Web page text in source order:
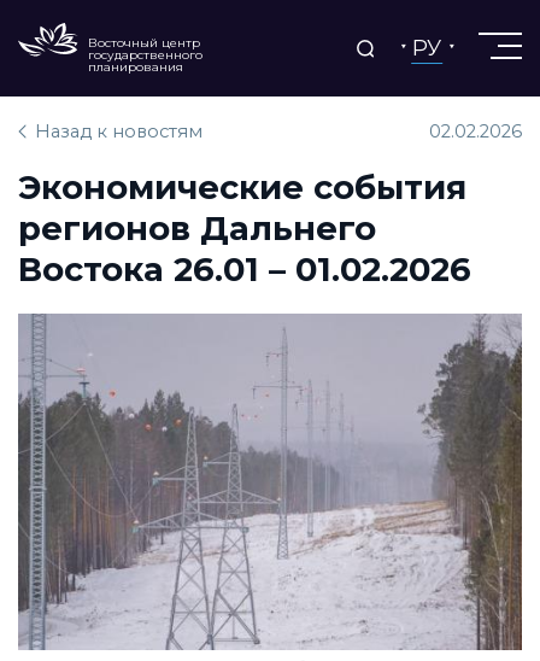
Восточный центр
государственного
планирования
РУ
Назад к новостям 02.02.2026
Экономические события
регионов Дальнего
Востока 26.01 – 01.02.2026